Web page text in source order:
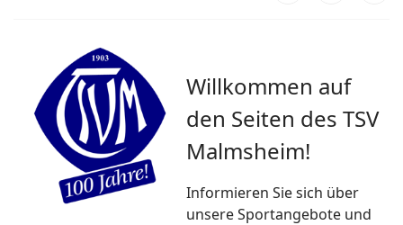
Willkommen auf
den Seiten des TSV
Malmsheim!
Informieren Sie sich über
unsere Sportangebote und